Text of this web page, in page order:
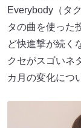
Everybody（タ
タの曲を使った
ど快進撃が続く
クセがスゴいネ
カ月の変化につ